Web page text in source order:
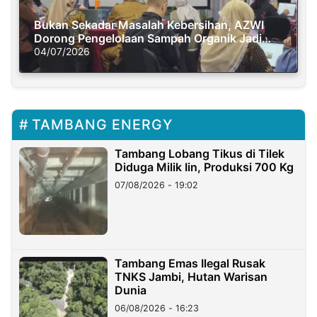
Bukan Sekadar Masalah Kebersihan, AZWI
Dorong Pengelolaan Sampah Organik Jadi
Solusi Krisis Iklim
04/07/2026
TAMBANG ENERGY
Tambang Lobang Tikus di Tilek
Diduga Milik Iin, Produksi 700 Kg
07/08/2026 - 19:02
Tambang Emas Ilegal Rusak
TNKS Jambi, Hutan Warisan
Dunia
06/08/2026 - 16:23